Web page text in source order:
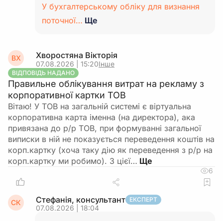
У бухгалтерському обліку для визнання
поточної… Ще
ВХ Хворостяна Вікторія
07.08.2026 | 15:20Інше
ВІДПОВІДЬ НАДАНО
Правильне облікування витрат на рекламу з
корпоративної картки ТОВ
Вітаю! У ТОВ на загальній системі є віртуальна
корпоративна карта іменна (на директора), ака
привязана до р/р ТОВ, при формуванні загальної
виписки в ній не показується переведення коштів на
корп.картку (хоча таку дію як переведення з р/р на
корп.картку ми робимо). З цієї…
6
СК Стефанія, консультант ЕКСПЕРТ
07.08.2026 | 18:04